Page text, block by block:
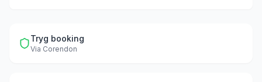
Tryg booking
Via Corendon